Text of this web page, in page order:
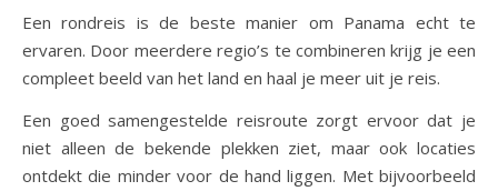
Een rondreis is de beste manier om Panama echt te
ervaren. Door meerdere regio’s te combineren krijg je een
compleet beeld van het land en haal je meer uit je reis.
Een goed samengestelde reisroute zorgt ervoor dat je
niet alleen de bekende plekken ziet, maar ook locaties
ontdekt die minder voor de hand liggen. Met bijvoorbeeld